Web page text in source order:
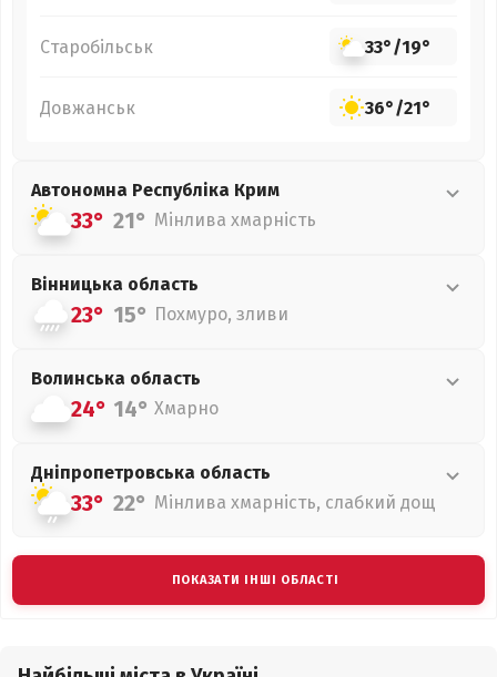
Старобільськ 33°/19°
Довжанськ 36°/21°
Автономна Республіка Крим
33° 21° Мінлива хмарність
Вінницька область
23° 15° Похмуро, зливи
Волинська область
24° 14° Хмарно
Дніпропетровська область
33° 22° Мінлива хмарність, слабкий дощ
ПОКАЗАТИ ІНШІ ОБЛАСТІ